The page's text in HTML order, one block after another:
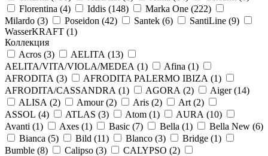
Florentina (4) Iddis (148) Marka One (222)
Milardo (3) Poseidon (42) Santek (6) SantiLine (9)
WasserKRAFT (1)
Коллекция
Acros (3) AELITA (13)
AELITA/VITA/VIOLA/MEDEA (1) Afina (1)
AFRODITA (3) AFRODITA PALERMO IBIZA (1)
AFRODITA/CASSANDRA (1) AGORA (2) Aiger (14)
ALISA (2) Amour (2) Aris (2) Art (2)
ASSOL (4) ATLAS (3) Atom (1) AURA (10)
Avanti (1) Axes (1) Basic (7) Bella (1) Bella New (6)
Bianca (5) Bild (11) Blanco (3) Bridge (1)
Bumble (8) Calipso (3) CALYPSO (2)